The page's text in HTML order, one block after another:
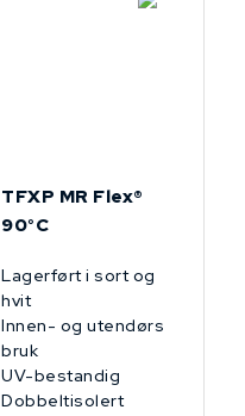
TFXP MR Flex®
90°C
Lagerført i sort og
hvit
Innen- og utendørs
bruk
UV-bestandig
Dobbeltisolert